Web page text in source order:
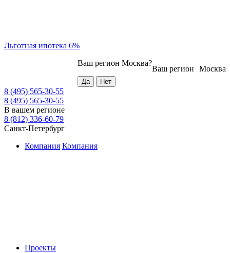
Льготная ипотека 6%
Москва
Ваш регион
Ваш регион Москва?
8 (495) 565-30-55
8 (495) 565-30-55
В вашем регионе
8 (812) 336-60-79
Санкт-Петербург
Компания Компания
Проекты